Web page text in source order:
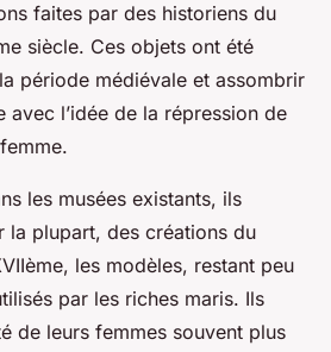
faites par des historiens du
siècle. Ces objets ont été
période médiévale et assombrir
avec l’idée de la répression de
les musées existants, ils
la plupart, des créations du
les modèles, restant peu
par les riches maris. Ils
de leurs femmes souvent plus